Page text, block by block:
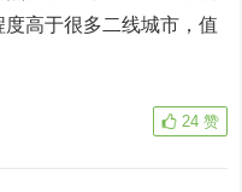
高于很多二线城市，值
24 赞